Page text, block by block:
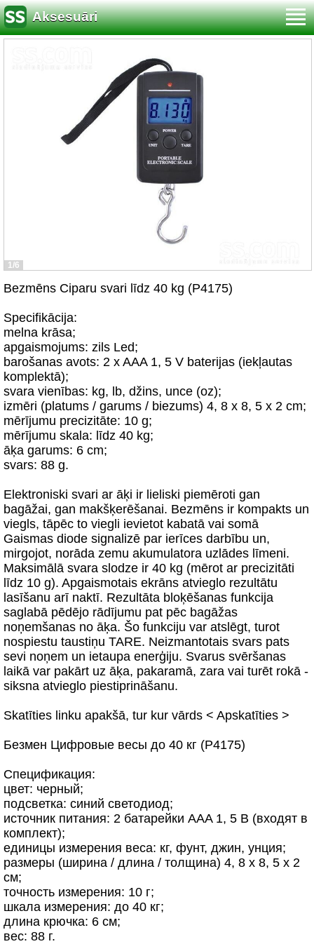
Aksesuāri
1/6
Bezmēns Ciparu svari līdz 40 kg (P4175)
Specifikācija:
melna krāsa;
apgaismojums: zils Led;
barošanas avots: 2 x AAA 1, 5 V baterijas (iekļautas
komplektā);
svara vienības: kg, lb, džins, unce (oz);
izmēri (platums / garums / biezums) 4, 8 x 8, 5 x 2 cm;
mērījumu precizitāte: 10 g;
mērījumu skala: līdz 40 kg;
āķa garums: 6 cm;
svars: 88 g.
Elektroniski svari ar āķi ir lieliski piemēroti gan
bagāžai, gan makšķerēšanai. Bezmēns ir kompakts un
viegls, tāpēc to viegli ievietot kabatā vai somā
Gaismas diode signalizē par ierīces darbību un,
mirgojot, norāda zemu akumulatora uzlādes līmeni.
Maksimālā svara slodze ir 40 kg (mērot ar precizitāti
līdz 10 g). Apgaismotais ekrāns atvieglo rezultātu
lasīšanu arī naktī. Rezultāta bloķēšanas funkcija
saglabā pēdējo rādījumu pat pēc bagāžas
noņemšanas no āķa. Šo funkciju var atslēgt, turot
nospiestu taustiņu TARE. Neizmantotais svars pats
sevi noņem un ietaupa enerģiju. Svarus svēršanas
laikā var pakārt uz āķa, pakaramā, zara vai turēt rokā -
siksna atvieglo piestiprināšanu.
Skatīties linku apakšā, tur kur vārds < Apskatīties >
Безмен Цифровые весы до 40 кг (P4175)
Спецификация:
цвет: черный;
подсветка: синий светодиод;
источник питания: 2 батарейки AAA 1, 5 В (входят в
комплект);
единицы измерения веса: кг, фунт, джин, унция;
размеры (ширина / длина / толщина) 4, 8 х 8, 5 х 2
см;
точность измерения: 10 г;
шкала измерения: до 40 кг;
длина крючка: 6 см;
вес: 88 г.